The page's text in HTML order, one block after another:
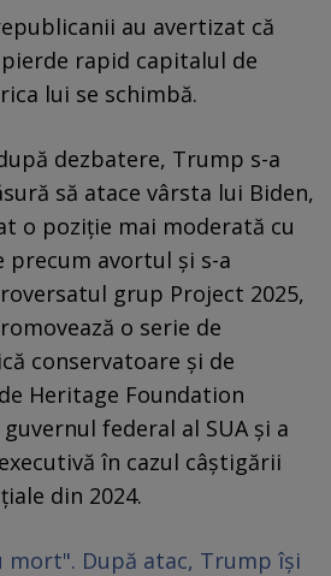
au avertizat că
rapid capitalul de
lui se schimbă.
dezbatere, Trump s-a
să atace vârsta lui Biden,
o poziție mai moderată cu
avortul și s-a
grup Project 2025,
o serie de
conservatoare și de
Heritage Foundation
federal al SUA și a
în cazul câștigării
din 2024.
mort". După atac, Trump își